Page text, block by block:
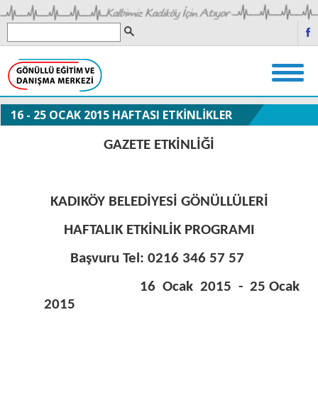
16 - 25 OCAK 2015 HAFTASI ETKİNLİKLER
GAZETE ETKİNLİĞİ
KADIKÖY BELEDİYESİ GÖNÜLLÜLERİ
HAFTALIK ETKİNLİK PROGRAMI
Başvuru Tel: 0216 346 57 57
16 Ocak 2015 - 25 Ocak
2015